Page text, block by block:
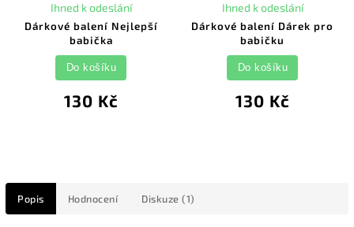
Dárkové balení Nejlepší
babička
Ihned k odeslání
130 Kč
Do košíku
Dárkové balení Dárek pro
babičku
Ihned k odeslání
130 Kč
Do košíku
Popis Hodnocení Diskuze (1)